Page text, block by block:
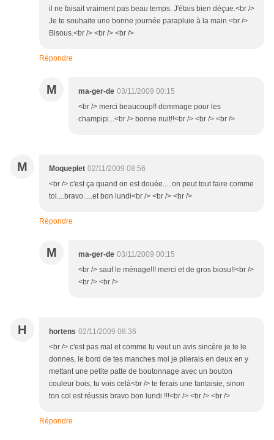
il ne faisait vraiment pas beau temps. J'étais bien déçue.<br />
Je te souhaite une bonne journée parapluie à la main.<br />
Bisous.<br /> <br /> <br />
Répondre
M ma-ger-de 03/11/2009 00:15
<br /> merci beaucoup!! dommage pour les
champipi...<br /> bonne nuit!!<br /> <br /> <br />
M Moqueplet 02/11/2009 08:56
<br /> c'est ça quand on est douée.....on peut tout faire comme
toi....bravo.....et bon lundi<br /> <br /> <br />
Répondre
M ma-ger-de 03/11/2009 00:15
<br /> sauf le ménage!!! merci et de gros biosu!!<br />
<br /> <br />
H hortens 02/11/2009 08:36
<br /> c'est pas mal et comme tu veut un avis sincère je te le
donnes, le bord de tes manches moi je plierais en deux en y
mettant une petite patte de boutonnage avec un bouton
couleur bois, tu vois celà<br /> te ferais une fantaisie, sinon
ton col est réussis bravo bon lundi !!!<br /> <br /> <br />
Répondre